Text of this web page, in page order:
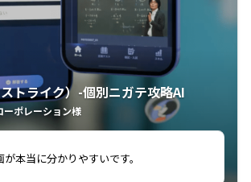
トライク）-個別ニガテ攻略AI
ーポレーション様
を主に使わせていただいているが、復習する
に役立っている。
本当に分かりやすいです。